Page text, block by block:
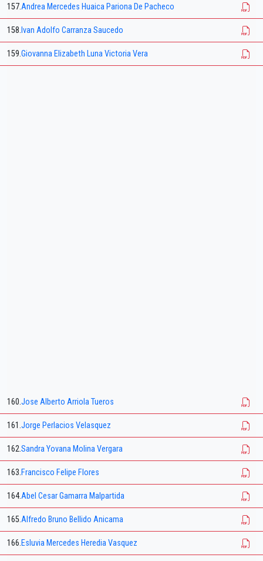
157.Andrea Mercedes Huaica Pariona De Pacheco
158. Ivan Adolfo Carranza Saucedo
159.Giovanna Elizabeth Luna Victoria Vera
160.Jose Alberto Arriola Tueros
161.Jorge Perlacios Velasquez
162.Sandra Yovana Molina Vergara
163.Francisco Felipe Flores
164.Abel Cesar Gamarra Malpartida
165.Alfredo Bruno Bellido Anicama
166.Esluvia Mercedes Heredia Vasquez